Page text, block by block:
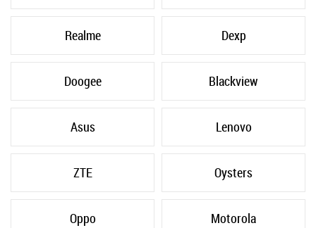
Realme Dexp
Doogee Blackview
Asus Lenovo
ZTE Oysters
Oppo Motorola